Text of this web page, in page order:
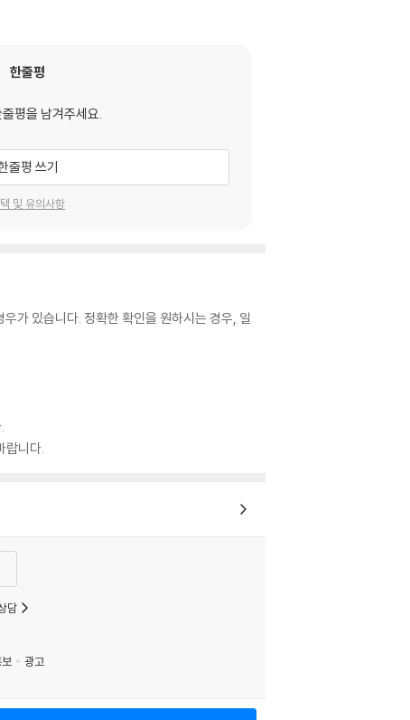
한줄평
평을 남겨주세요.
줄평 쓰기
및 유의사항
가 있습니다. 정확한 확인을 원하시는 경우, 일
랍니다.
담
광고